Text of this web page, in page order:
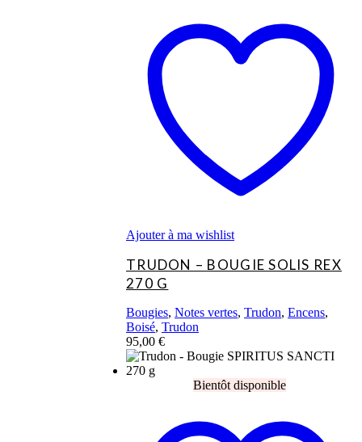
Ajouter à ma wishlist
TRUDON – BOUGIE SOLIS REX
270 G
Bougies, Notes vertes, Trudon, Encens,
Boisé, Trudon
95,00 €